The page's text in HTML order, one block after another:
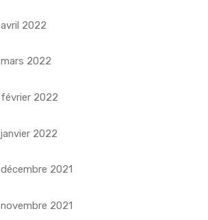
avril 2022
mars 2022
février 2022
janvier 2022
décembre 2021
novembre 2021